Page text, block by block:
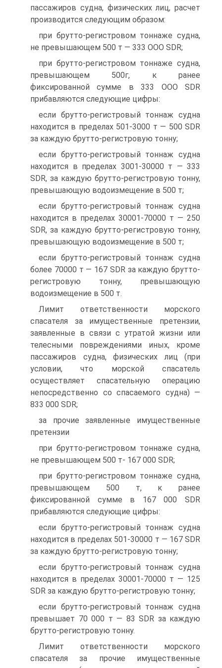
пассажиров судна, физических лиц, расчет
производится следующим образом:
при брутто-регистровом тоннаже судна,
не превышающем 500 т — 333 ООО SDR;
при брутто-регистровом тоннаже судна,
превышающем 500г, к ранее
фиксированной сумме в 333 ООО SDR
прибавляются следующие цифры:
если брутто-регистровый тоннаж судна
находится в пределах 501-3000 т — 500 SDR
за каждую брутто-регистровую тонну;
если брутто-регистровый тоннаж судна
находится в пределах 3001-30000 т — 333
SDR, за каждую брутто-регистровую тонну,
превышающую водоизмещение в 500 т;
если брутто-регистровый тоннаж судна
находится в пределах 30001-70000 т — 250
SDR, за каждую брутто-регистровую тонну,
превышающую водоизмещение в 500 т;
если брутто-регистровый тоннаж судна
более 70000 т — 167 SDR за каждую брутто-
регистровую тонну, превышающую
водоизмещение в 500 т.
Лимит ответственности морского
спасателя за имущественные претензии,
заявленные в связи с утратой жизни или
телесными повреждениями иных, кроме
пассажиров судна, физических лиц (при
условии, что морской спасатель
осуществляет спасательную операцию
непосредственно со спасаемого судна) —
833 000 SDR;
за прочие заявленные имущественные
претензии
при брутто-регистровом тоннаже судна,
не превышающем 500 т- 167 000 SDR;
при брутто-регистровом тоннаже судна,
превышающем 500 т, к ранее
фиксированной сумме в 167 000 SDR
прибавляются следующие цифры:
если брутто-регистровый тоннаж судна
находится в пределах 501-30000 т — 167 SDR
за каждую брутто-регистровую тонну;
если брутто-регистровый тоннаж судна
находится в пределах 30001-70000 т — 125
SDR за каждую брутто-регистровую тонну;
если брутто-регистровый тоннаж судна
превышает 70 000 т — 83 SDR за каждую
брутто-регистровую тонну.
Лимит ответственности морского
спасателя за прочие имущественные